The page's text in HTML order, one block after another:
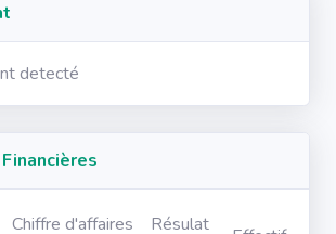
detecté
Chiffre d'affaires
Résulat